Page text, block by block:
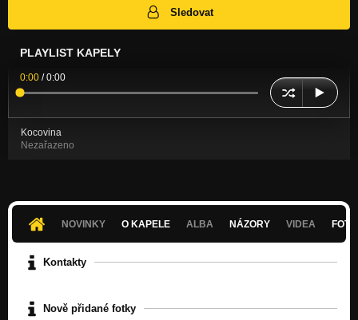
Sledovat
PLAYLIST KAPELY
0:00 /0:00
Kocovina
Nezařazeno
NOVINKY O KAPELE ALBA NÁZORY VIDEA
Kontakty
Nově přidané fotky